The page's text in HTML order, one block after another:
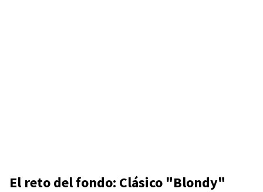
El reto del fondo: Clásico "Blondy"